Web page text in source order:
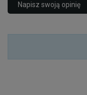
Napisz swoją opinię